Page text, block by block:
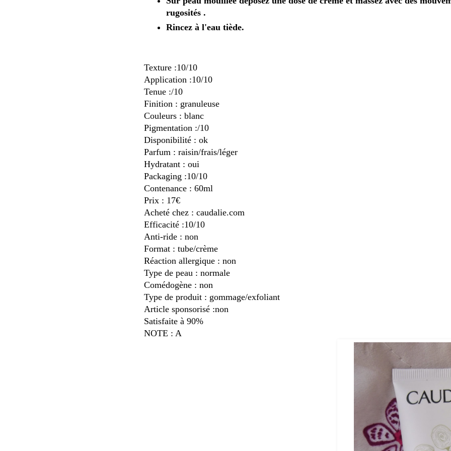
rugosités .
Rincez à l'eau tiède.
Texture :10/10
Application :10/10
Tenue :/10
Finition : granuleuse
Couleurs : blanc
Pigmentation :/10
Disponibilité : ok
Parfum : raisin/frais/léger
Hydratant : oui
Packaging :10/10
Contenance : 60ml
Prix : 17€
Acheté chez : caudalie.com
Efficacité :10/10
Anti-ride : non
Format : tube/crème
Réaction allergique : non
Type de peau : normale
Comédogène : non
Type de produit : gommage/exfoliant
Article sponsorisé :non
Satisfaite à 90%
NOTE : A